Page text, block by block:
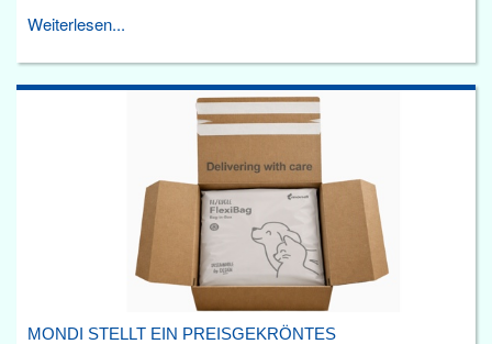
Weiterlesen...
MONDI STELLT EIN PREISGEKRÖNTES